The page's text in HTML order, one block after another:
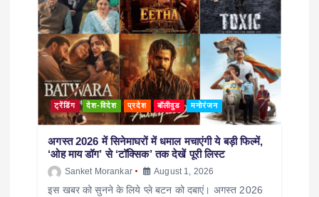
ट्रेंडिंग देश-विदेश प्रदेश बॉलीवुड मनोरंजन
अगस्त 2026 में सिनेमाघरों में धमाल मचाएंगी ये बड़ी फिल्में,
‘ओह माय डॉग’ से ‘टॉक्सिक’ तक देखें पूरी लिस्ट
Sanket Morankar August 1, 2026
इस खबर को सुनने के लिये प्ले बटन को दबाएं। अगस्त 2026